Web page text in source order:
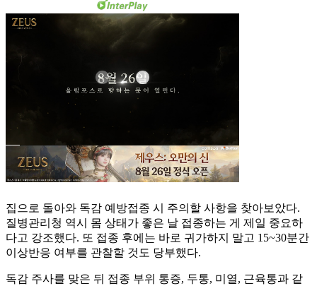
집으로 돌아와 독감 예방접종 시 주의할 사항을 찾아보았다.
질병관리청 역시 몸 상태가 좋은 날 접종하는 게 제일 중요하
다고 강조했다. 또 접종 후에는 바로 귀가하지 말고 15~30분간
이상반응 여부를 관찰할 것도 당부했다.
독감 주사를 맞은 뒤 접종 부위 통증, 두통, 미열, 근육통과 같